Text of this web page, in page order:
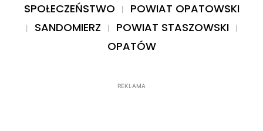
SPOŁECZEŃSTWO
POWIAT OPATOWSKI
SANDOMIERZ
POWIAT STASZOWSKI
OPATÓW
REKLAMA